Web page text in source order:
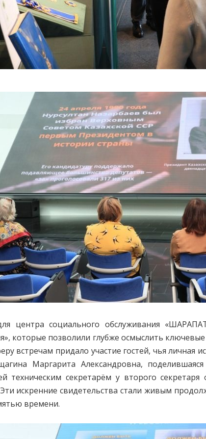
центра социального обслуживания
которые позволили глубже осмыслить
встречам придало участие гостей, чья личная
Маргарита Александровна,
техническим секретарём у второго
искренние свидетельства стали живым
времени.